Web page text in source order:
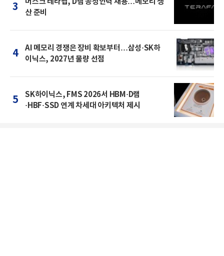
3
산 준비
4
AI 메모리 경쟁은 장비 확보부터…삼성·SK하
이닉스, 2027년 물량 선점
5
SK하이닉스, FMS 2026서 HBM·D램
·HBF·SSD 연계 차세대 아키텍처 제시